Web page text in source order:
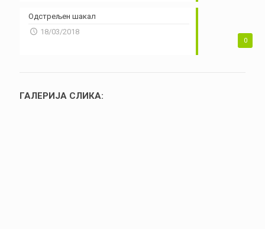
0
Одстрељен шакал
18/03/2018
ГАЛЕРИЈА СЛИКА: